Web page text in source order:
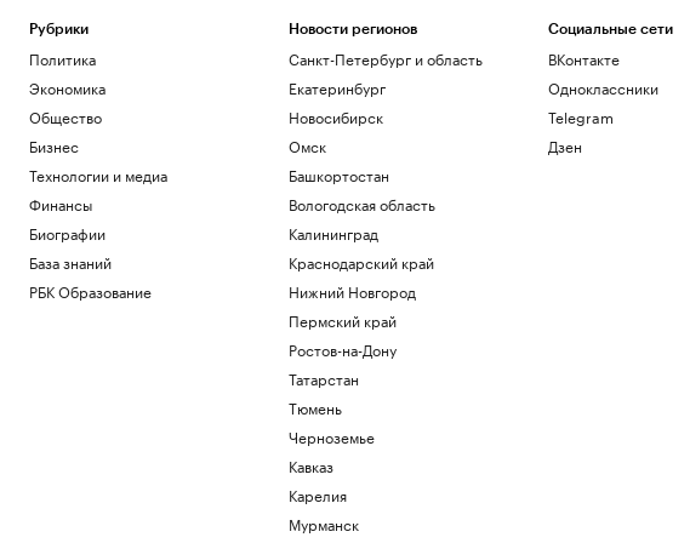
Рубрики
Политика
Экономика
Общество
Бизнес
Технологии и медиа
Финансы
Биографии
База знаний
РБК Образование
Новости регионов
Санкт-Петербург и область
Екатеринбург
Новосибирск
Омск
Башкортостан
Вологодская область
Калининград
Краснодарский край
Нижний Новгород
Пермский край
Ростов-на-Дону
Татарстан
Тюмень
Черноземье
Кавказ
Карелия
Мурманск
Социальные сети
ВКонтакте
Одноклассники
Telegram
Дзен